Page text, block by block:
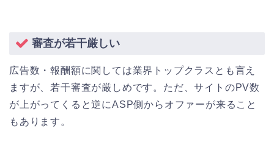
審査が若干厳しい
広告数・報酬額に関しては業界トップクラスとも言え
ますが、若干審査が厳しめです。ただ、サイトのPV数
が上がってくると逆にASP側からオファーが来ること
もあります。